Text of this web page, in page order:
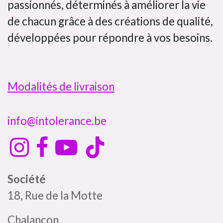
passionnés, déterminés à améliorer la vie
de chacun grâce à des créations de qualité,
développées pour répondre à vos besoins.
Modalités de livraison
info@intolerance.be
Société
18, Rue de la Motte
Chalancon